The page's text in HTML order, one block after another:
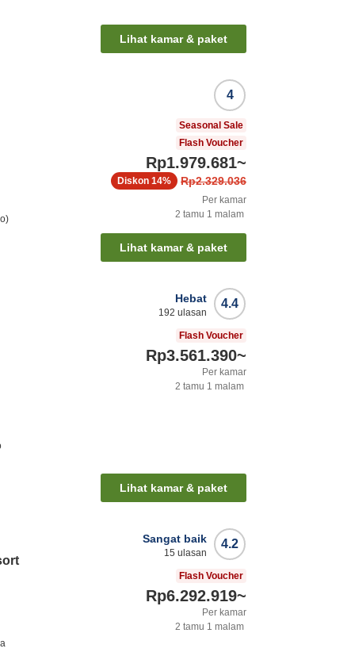
Lihat kamar & paket
4
Seasonal Sale
Flash Voucher
Rp1.979.681~
Rp2.329.036
Diskon 14%
Per kamar
2 tamu 1 malam
Lihat kamar & paket
4.4
Hebat
192 ulasan
Flash Voucher
Rp3.561.390~
Per kamar
2 tamu 1 malam
Lihat kamar & paket
4.2
Sangat baik
15 ulasan
Flash Voucher
Rp6.292.919~
Per kamar
2 tamu 1 malam